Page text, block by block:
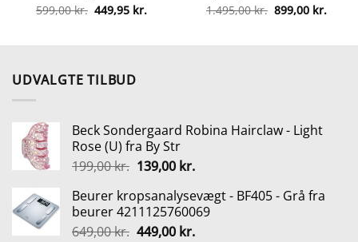
599,00kr. Den
oprindelige
599,00 kr..
449,95 kr.
aktuelle
449,95 kr..
1.495,00kr. Den
oprindelige
1.495,00 kr..
899,00 kr.
kr..
UDVALGTE TILBUD
Beck Sondergaard Robina Hairclaw - Light
Rose (U) fra By Str
199,00kr. Den
pris
var:
199,00 kr..
139,00 kr.Den
pris
er:
139,00 kr..
Beurer kropsanalysevægt - BF405 - Grå fra
beurer 4211125760069
649,00kr. Den
449,00 kr.Den